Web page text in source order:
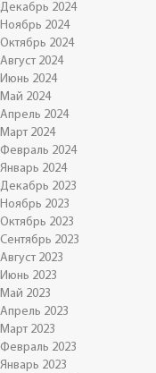
Декабрь 2024
Ноябрь 2024
Октябрь 2024
Август 2024
Июнь 2024
Май 2024
Апрель 2024
Март 2024
Февраль 2024
Январь 2024
Декабрь 2023
Ноябрь 2023
Октябрь 2023
Сентябрь 2023
Август 2023
Июнь 2023
Май 2023
Апрель 2023
Март 2023
Февраль 2023
Январь 2023